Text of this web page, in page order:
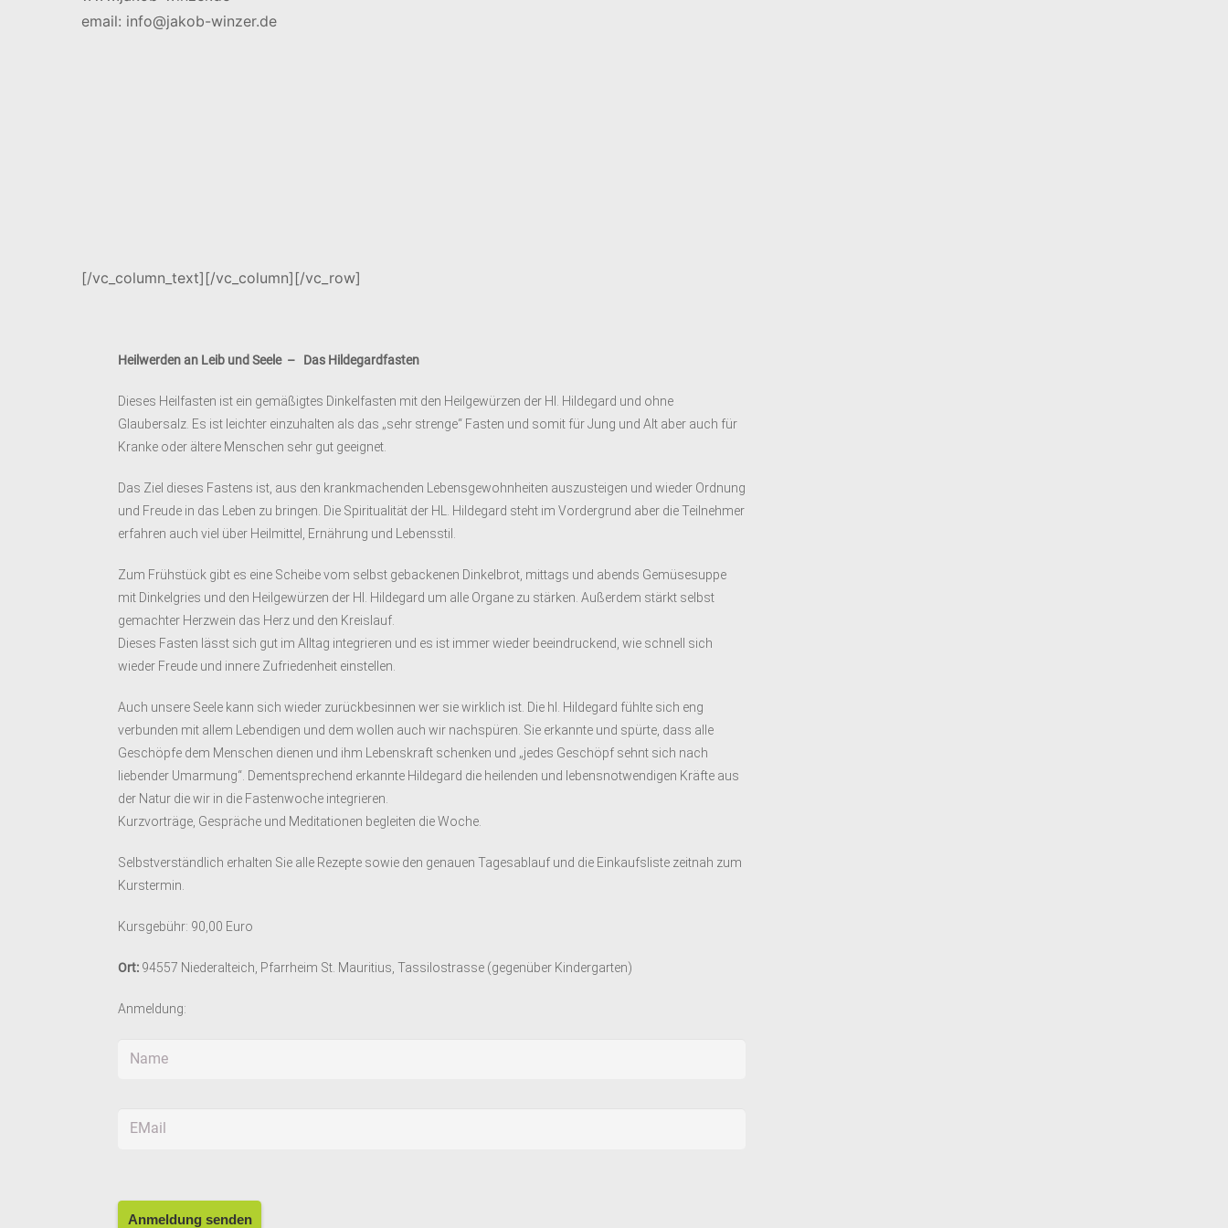
email: info@jakob-winzer.de
[/vc_column_text][/vc_column][/vc_row]
Heilwerden an Leib und Seele – Das Hildegardfasten
Dieses Heilfasten ist ein gemäßigtes Dinkelfasten mit den Heilgewürzen der Hl. Hildegard und ohne
Glaubersalz. Es ist leichter einzuhalten als das „sehr strenge“ Fasten und somit für Jung und Alt aber auch für
Kranke oder ältere Menschen sehr gut geeignet.
Das Ziel dieses Fastens ist, aus den krankmachenden Lebensgewohnheiten auszusteigen und wieder Ordnung
und Freude in das Leben zu bringen. Die Spiritualität der HL. Hildegard steht im Vordergrund aber die Teilnehmer
erfahren auch viel über Heilmittel, Ernährung und Lebensstil.
Zum Frühstück gibt es eine Scheibe vom selbst gebackenen Dinkelbrot, mittags und abends Gemüsesuppe
mit Dinkelgries und den Heilgewürzen der Hl. Hildegard um alle Organe zu stärken. Außerdem stärkt selbst
gemachter Herzwein das Herz und den Kreislauf.
Dieses Fasten lässt sich gut im Alltag integrieren und es ist immer wieder beeindruckend, wie schnell sich
wieder Freude und innere Zufriedenheit einstellen.
Auch unsere Seele kann sich wieder zurückbesinnen wer sie wirklich ist. Die hl. Hildegard fühlte sich eng
verbunden mit allem Lebendigen und dem wollen auch wir nachspüren. Sie erkannte und spürte, dass alle
Geschöpfe dem Menschen dienen und ihm Lebenskraft schenken und „jedes Geschöpf sehnt sich nach
liebender Umarmung“. Dementsprechend erkannte Hildegard die heilenden und lebensnotwendigen Kräfte aus
der Natur die wir in die Fastenwoche integrieren.
Kurzvorträge, Gespräche und Meditationen begleiten die Woche.
Selbstverständlich erhalten Sie alle Rezepte sowie den genauen Tagesablauf und die Einkaufsliste zeitnah zum
Kurstermin.
Kursgebühr: 90,00 Euro
Ort: 94557 Niederalteich, Pfarrheim St. Mauritius, Tassilostrasse (gegenüber Kindergarten)
Anmeldung: